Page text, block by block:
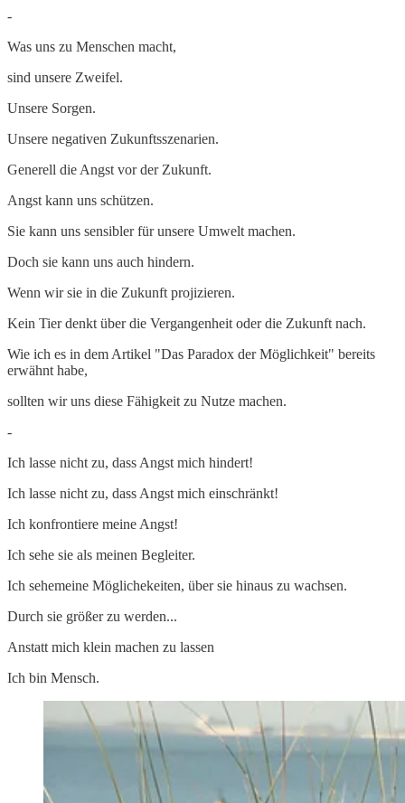
-
Was uns zu Menschen macht,
sind unsere Zweifel.
Unsere Sorgen.
Unsere negativen Zukunftsszenarien.
Generell die Angst vor der Zukunft.
Angst kann uns schützen.
Sie kann uns sensibler für unsere Umwelt machen.
Doch sie kann uns auch hindern.
Wenn wir sie in die Zukunft projizieren.
Kein Tier denkt über die Vergangenheit oder die Zukunft nach.
Wie ich es in dem Artikel "Das Paradox der Möglichkeit" bereits
erwähnt habe,
sollten wir uns diese Fähigkeit zu Nutze machen.
-
Ich lasse nicht zu, dass Angst mich hindert!
Ich lasse nicht zu, dass Angst mich einschränkt!
Ich konfrontiere meine Angst!
Ich sehe sie als meinen Begleiter.
Ich sehemeine Möglichekeiten, über sie hinaus zu wachsen.
Durch sie größer zu werden...
Anstatt mich klein machen zu lassen
Ich bin Mensch.